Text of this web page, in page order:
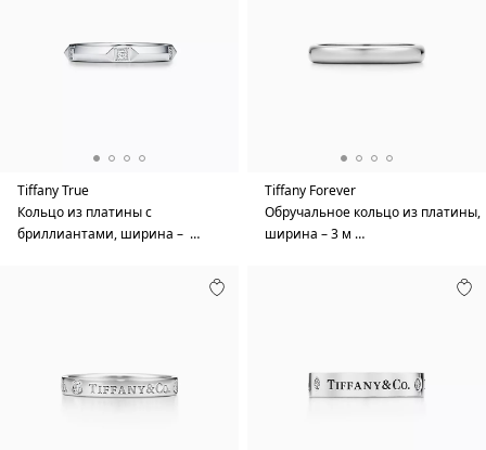
Tiffany True
Кольцо из платины с
бриллиантами, ширина – …
Tiffany Forever
Обручальное кольцо из платины,
ширина – 3 м …